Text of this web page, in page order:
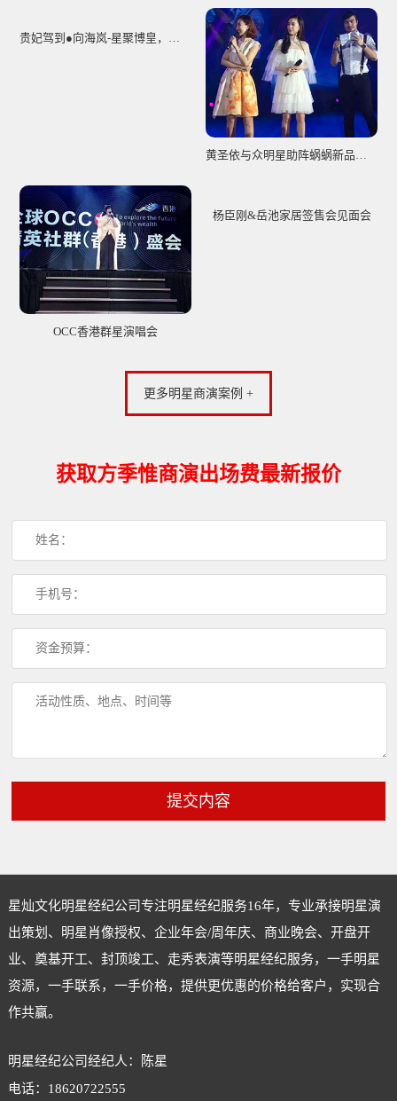
OCC香港群星演唱会
杨臣刚&岳池家居签售会见面会
更多明星商演案例 +
获取方季惟商演出场费最新报价
提交内容
星灿文化明星经纪公司专注明星经纪服务16年，专业承接明星演
出策划、明星肖像授权、企业年会/周年庆、商业晚会、开盘开
业、奠基开工、封顶竣工、走秀表演等明星经纪服务，一手明星
资源，一手联系，一手价格，提供更优惠的价格给客户，实现合
作共赢。
明星经纪公司经纪人：陈星
电话：18620722555